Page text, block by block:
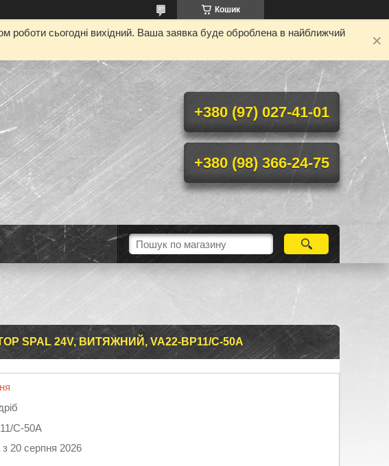
Кошик
роботи сьогодні вихідний. Ваша заявка буде оброблена в найближчий
+380 (97) 027-41-01
+380 (98) 366-24-75
SPAL 24V, ВИТЯЖНИЙ, VA22-BP11/C-50A
C-50A
з 20 серпня 2026